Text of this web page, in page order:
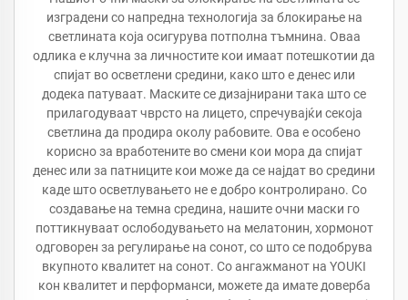
изградени со напредна технологија за блокирање на
светлината која осигурува потполна тъмнина. Оваа
одлика е клучна за личностите кои имаат потешкотии да
спијат во осветлени средини, како што е денес или
додека патуваат. Маските се дизајнирани така што се
прилагодуваат чврсто на лицето, спречувајќи секоја
светлина да продира околу рабовите. Ова е особено
корисно за вработените во смени кои мора да спијат
денес или за патниците кои може да се најдат во средини
каде што осветлувањето не е добро контролирано. Со
создавање на темна средина, нашите очни маски го
поттикнуваат ослободувањето на мелатонин, хормонот
одговорен за регулирање на сонот, со што се подобрува
вкупното квалитет на сонот. Со ангажманот на YOUKI
кон квалитет и перформанси, можете да имате доверба